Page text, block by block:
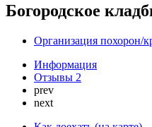
Богородское
Организация похорон/
Информация
Отзывы 2
prev
next